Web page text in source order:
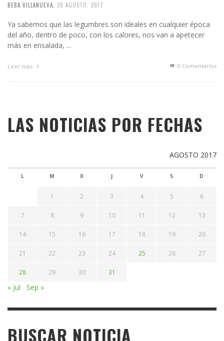
BEBA VILLANUEVA 28 AGOSTO, 2017
Ya sabemos que las legumbres son ideales en cualquier época
del año, dentro de poco, con los calores, nos van a apetecer
más en ensalada, ...
Leer más 0 Comentarios
LAS NOTICIAS POR FECHAS
AGOSTO 2017
L M X J V S D
1 2 3 4 5 6
7 8 9 10 11 12 13
14 15 16 17 18 19 20
21 22 23 24 25 26 27
28 29 30 31
« Jul Sep »
BUSCAR NOTICIA